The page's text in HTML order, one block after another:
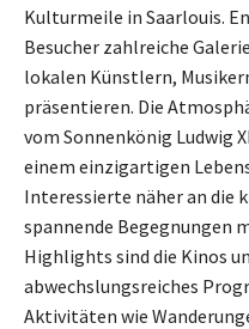
Kulturmeile in Saarlouis.
Besucher zahlreiche
lokalen Künstlern,
präsentieren. Die
vom Sonnenkönig Ludwig
einem einzigartigen
Interessierte näher an die
spannende Begegnungen
Highlights sind die Kinos
abwechslungsreiches
Aktivitäten wie